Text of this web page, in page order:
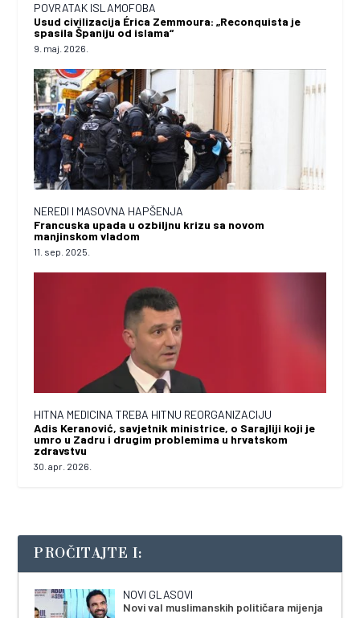
POVRATAK ISLAMOFOBA
Usud civilizacija Érica Zemmoura: „Reconquista je
spasila Španiju od islama“
9. maj. 2026.
NEREDI I MASOVNA HAPŠENJA
Francuska upada u ozbiljnu krizu sa novom
manjinskom vladom
11. sep. 2025.
HITNA MEDICINA TREBA HITNU REORGANIZACIJU
Adis Keranović, savjetnik ministrice, o Sarajliji koji je
umro u Zadru i drugim problemima u hrvatskom
zdravstvu
30. apr. 2026.
PROČITAJTE I:
NOVI GLASOVI
Novi val muslimanskih političara mijenja